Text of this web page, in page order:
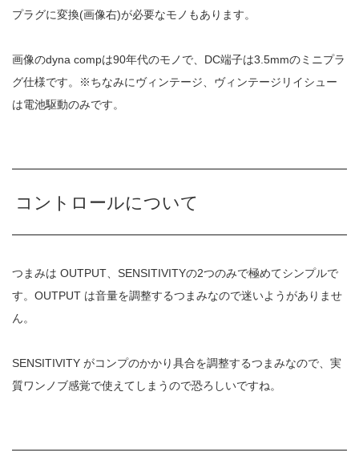
プラグに変換(画像右)が必要なモノもあります。
画像のdyna compは90年代のモノで、DC端子は3.5mmのミニプラ
グ仕様です。※ちなみにヴィンテージ、ヴィンテージリイシュー
は電池駆動のみです。
コントロールについて
つまみは OUTPUT、SENSITIVITYの2つのみで極めてシンプルで
す。OUTPUT は音量を調整するつまみなので迷いようがありませ
ん。
SENSITIVITY がコンプのかかり具合を調整するつまみなので、実
質ワンノブ感覚で使えてしまうので恐ろしいですね。